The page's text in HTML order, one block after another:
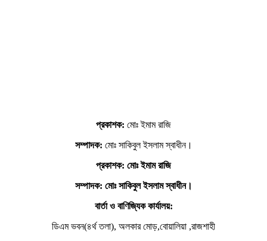
প্রকাশক: মোঃ ইমাম রাজি
সম্পাদক: মোঃ সাকিবুল ইসলাম স্বাধীন।
প্রকাশক: মোঃ ইমাম রাজি
সম্পাদক: মোঃ সাকিবুল ইসলাম স্বাধীন।
বার্তা ও বাণিজ্যিক কার্যালয়:
ডিএম ভবন(৪র্থ তলা), অলকার মোড়,বোয়ালিয়া ,রাজশাহী